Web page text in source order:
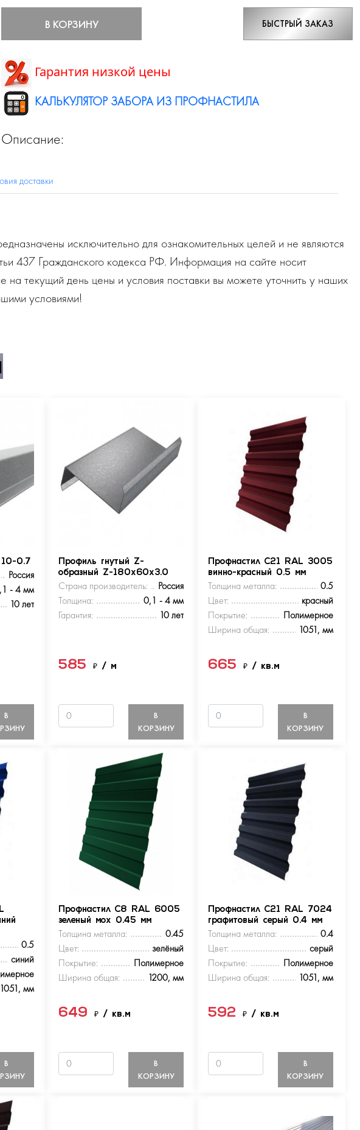
В КОРЗИНУ БЫСТРЫЙ ЗАКАЗ
Гарантия низкой цены
КАЛЬКУЛЯТОР ЗАБОРА ИЗ ПРОФНАСТИЛА
Описание:
доставки
исключительно для ознакомительных целей и не являются
437 Гражданского кодекса РФ. Информация на сайте носит
на текущий день цены и условия поставки вы можете уточнить у наших
условиями!
0.7
Россия
- 4 мм
10 лет
В
Профиль гнутый Z-
образный Z-180х60х3.0
Страна производитель:
Россия
Толщина:
0,1 - 4 мм
Гарантия:
10 лет
585₽/ м
В
КОРЗИНУ
Профнастил С21 RAL 3005
винно-красный 0.5 мм
Толщина металла:
0.5
Цвет:
красный
Покрытие:
Полимерное
Ширина общая:
1051, мм
665 ₽ / кв.м
В
КОРЗИНУ
0.5
синий
1051, мм
В
Профнастил С8 RAL 6005
зеленый мох 0.45 мм
Толщина металла:
0.45
Цвет:
зелёный
Покрытие:
Полимерное
Ширина общая:
1200, мм
649₽/ кв.м
В
КОРЗИНУ
Профнастил С21 RAL 7024
графитовый серый 0.4 мм
Толщина металла:
0.4
Цвет:
серый
Покрытие:
Полимерное
Ширина общая:
1051, мм
592 ₽ / кв.м
В
КОРЗИНУ